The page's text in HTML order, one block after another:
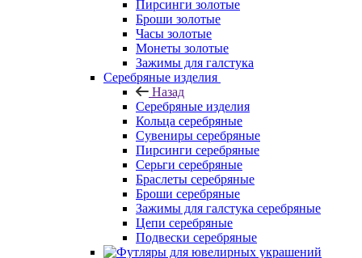
Пирсинги золотые
Броши золотые
Часы золотые
Монеты золотые
Зажимы для галстука
Серебряные изделия
Назад
Серебряные изделия
Кольца серебряные
Сувениры серебряные
Пирсинги серебряные
Серьги серебряные
Браслеты серебряные
Броши серебряные
Зажимы для галстука серебряные
Цепи серебряные
Подвески серебряные